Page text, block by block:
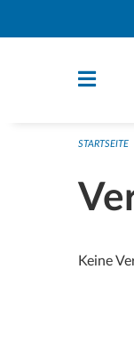
Navigation
STARTSEITE
Keine